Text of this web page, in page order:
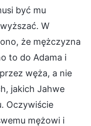
być mu
W
że mężczyzna
to do Adama i
węża, a nie
jakich Jahwe
Oczywiście
mężowi i